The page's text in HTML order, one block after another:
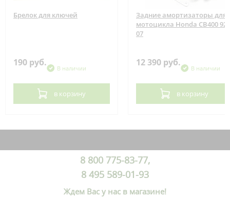
Брелок для ключей
190 руб.
В наличии
в корзину
Задние амортизаторы для
мотоцикла Honda CB400 92-
07
12 390 руб.
В наличии
в корзину
8 800 775-83-77,
8 495 589-01-93
Ждем Вас у нас в магазине!